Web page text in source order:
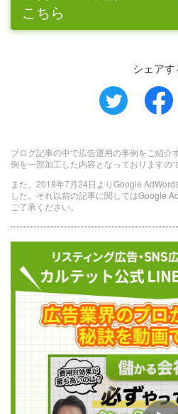
こちら
シェアす
ブログ記事の中で広告運用の事例をご紹介
例を一部加工した内容となっておりますの
また、2018年7月24日よりGoogle
した。それ以前の記事に関してはGoogle
ご了承ください。